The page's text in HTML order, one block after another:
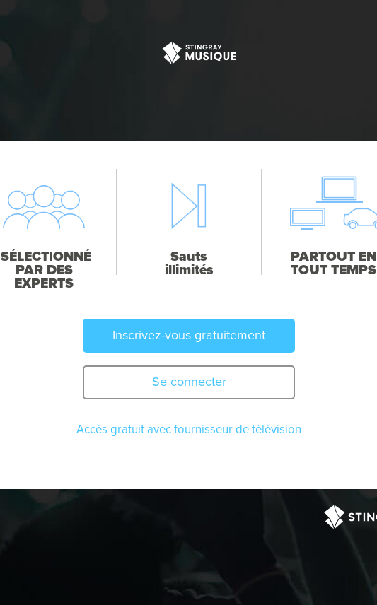
SÉLECTIONNÉ
PAR DES
EXPERTS
Sauts
illimités
PARTOUT EN
TOUT TEMPS
Inscrivez-vous gratuitement
Se connecter
Accès gratuit avec fournisseur de télévision